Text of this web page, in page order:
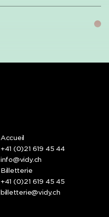
Accueil
+41 (0)21 619 45 44
info@vidy.ch
Billetterie
+41 (0)21 619 45 45
billetterie@vidy.ch